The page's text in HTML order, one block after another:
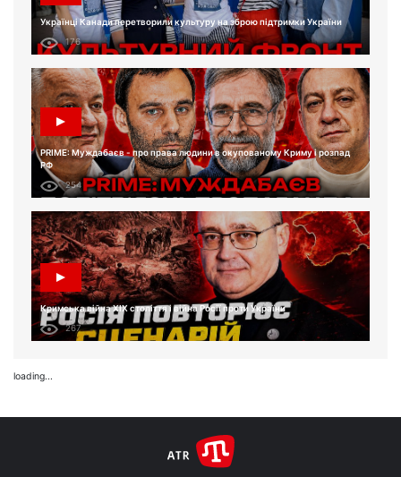
Українці Канади перетворили культуру на зброю підтримки України
176
PRIME: Муждабаєв - про права людини в окупованому Криму і розпад
РФ
254
Кримська війна XIX століття і війна Росії проти України
267
loading...